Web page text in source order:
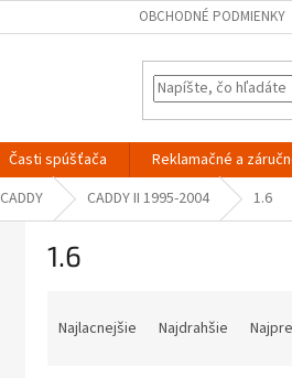
OBCHODNÉ PODMIENKY
Časti spúšťača Reklamačné a
CADDY CADDY II 1995-2004 1.6
1.6
Najlacnejšie Najdrahšie